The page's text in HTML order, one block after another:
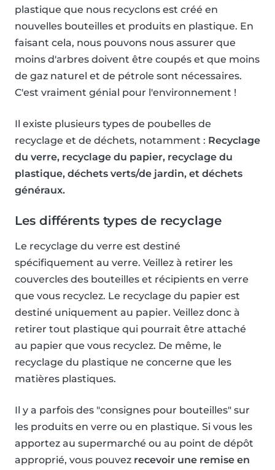
plastique que nous recyclons est créé en
nouvelles bouteilles et produits en plastique. En
faisant cela, nous pouvons nous assurer que
moins d'arbres doivent être coupés et que moins
de gaz naturel et de pétrole sont nécessaires.
C'est vraiment génial pour l'environnement !
Il existe plusieurs types de poubelles de
recyclage et de déchets, notamment : Recyclage
du verre, recyclage du papier, recyclage du
plastique, déchets verts/de jardin, et déchets
généraux.
Les différents types de recyclage
Le recyclage du verre est destiné
spécifiquement au verre. Veillez à retirer les
couvercles des bouteilles et récipients en verre
que vous recyclez. Le recyclage du papier est
destiné uniquement au papier. Veillez donc à
retirer tout plastique qui pourrait être attaché
au papier que vous recyclez. De même, le
recyclage du plastique ne concerne que les
matières plastiques.
Il y a parfois des "consignes pour bouteilles" sur
les produits en verre ou en plastique. Si vous les
apportez au supermarché ou au point de dépôt
approprié, vous pouvez recevoir une remise en